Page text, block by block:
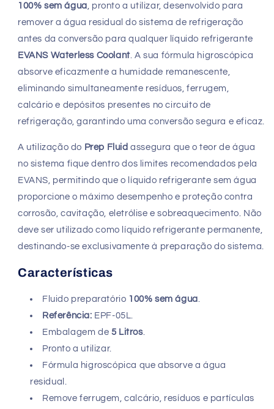
100% sem água , pronto a utilizar, desenvolvido para
remover a água residual do sistema de refrigeração
antes da conversão para qualquer líquido refrigerante
EVANS Waterless Coolant. A sua fórmula higroscópica
absorve eficazmente a humidade remanescente,
eliminando simultaneamente resíduos, ferrugem,
calcário e depósitos presentes no circuito de
refrigeração, garantindo uma conversão segura e eficaz.
A utilização do Prep Fluid assegura que o teor de água
no sistema fique dentro dos limites recomendados pela
EVANS, permitindo que o líquido refrigerante sem água
proporcione o máximo desempenho e proteção contra
corrosão, cavitação, eletrólise e sobreaquecimento. Não
deve ser utilizado como líquido refrigerante permanente,
destinando-se exclusivamente à preparação do sistema.
Características
Fluido preparatório 100% sem água
Referência: EPF-05L.
Embalagem de 5 Litros.
Pronto a utilizar.
Fórmula higroscópica que absorve a água
residual.
Remove ferrugem, calcário, resíduos e partículas